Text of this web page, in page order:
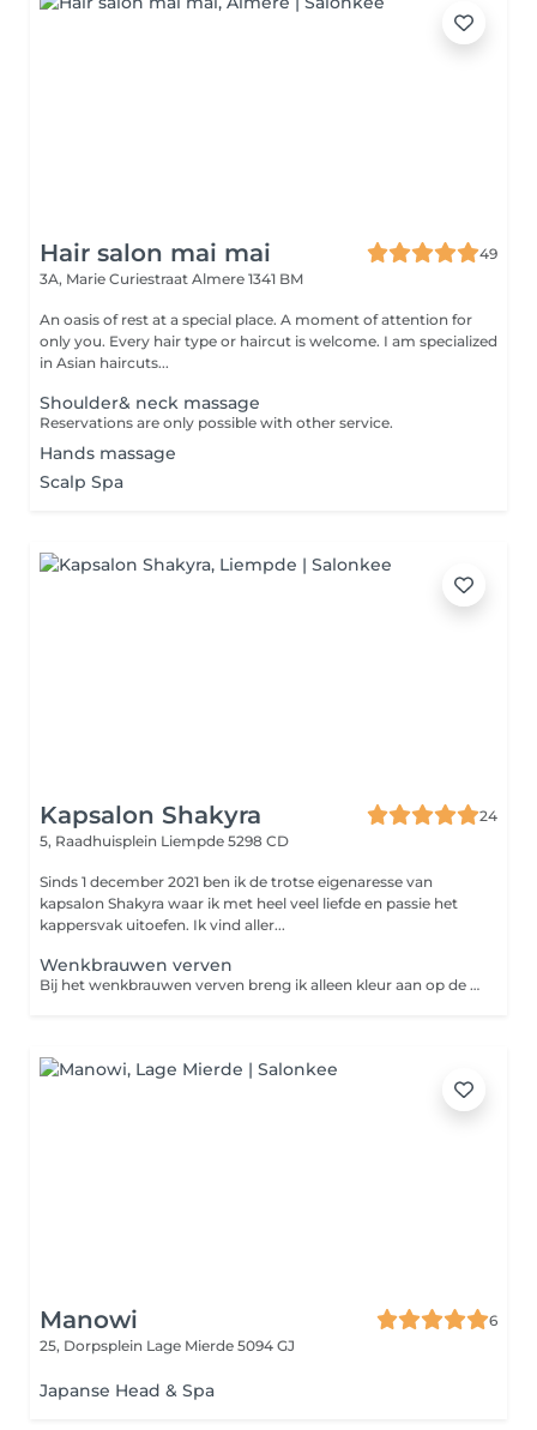
Hair salon mai mai
49
3A, Marie Curiestraat Almere 1341 BM
An oasis of rest at a special place. A moment of attention for
only you. Every hair type or haircut is welcome. I am specialized
in Asian haircuts...
Shoulder& neck massage
Reservations are only possible with other service.
Hands massage
Scalp Spa
Kapsalon Shakyra
24
5, Raadhuisplein Liempde 5298 CD
Sinds 1 december 2021 ben ik de trotse eigenaresse van
kapsalon Shakyra waar ik met heel veel liefde en passie het
kappersvak uitoefen. Ik vind aller...
Wenkbrauwen verven
Bij het wenkbrauwen verven breng ik alleen kleur aan op de haartjes. Ik creëer dus geen wenkbrauw vorm. Ik accentueer alleen je eigen wenkbrauw.
Manowi
6
25, Dorpsplein Lage Mierde 5094 GJ
Japanse Head & Spa